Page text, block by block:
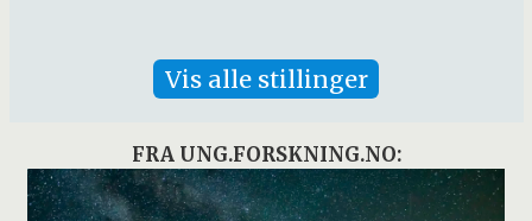
Vis alle stillinger
FRA UNG.FORSKNING.NO: